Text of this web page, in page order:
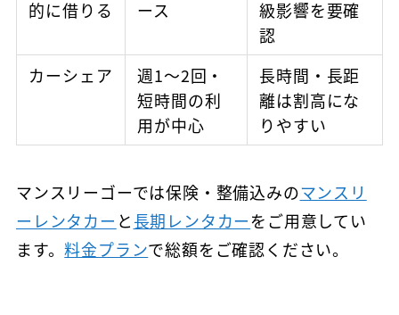
的に借りる
ース
級影響を要確
認
カーシェア
週1〜2回・
短時間の利
用が中心
長時間・長距
離は割高にな
りやすい
マンスリーゴーでは保険・整備込みのマンスリ
ーレンタカー と長期レンタカーをご用意してい
ます。料金プランで総額をご確認ください。